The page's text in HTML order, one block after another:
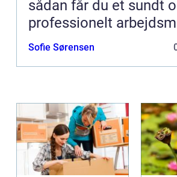
sådan får du et sundt
professionelt
Sofie Sørensen